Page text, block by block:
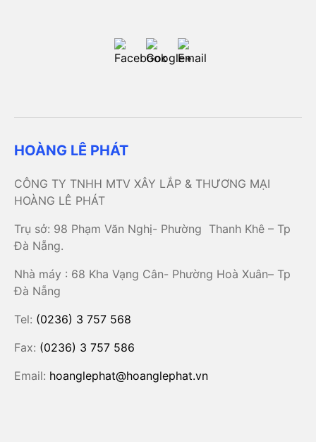
HOÀNG LÊ PHÁT
CÔNG TY TNHH MTV XÂY LẮP & THƯƠNG MẠI
HOÀNG LÊ PHÁT
Trụ sở: 98 Phạm Văn Nghị- Phường Thanh Khê – Tp
Đà Nẵng.
Nhà máy : 68 Kha Vạng Cân- Phường Hoà Xuân– Tp
Đà Nẵng
Tel: (0236) 3 757 568
Fax: (0236) 3 757 586
Email: hoanglephat@hoanglephat.vn